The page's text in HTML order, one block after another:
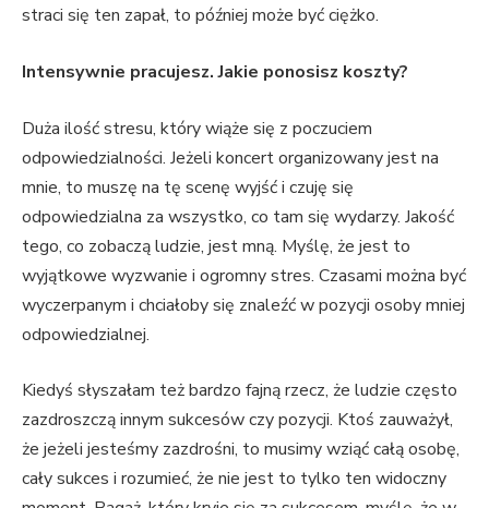
straci się ten zapał, to później może być ciężko.
Intensywnie pracujesz. Jakie ponosisz koszty?
Duża ilość stresu, który wiąże się z poczuciem
odpowiedzialności. Jeżeli koncert organizowany jest na
mnie, to muszę na tę scenę wyjść i czuję się
odpowiedzialna za wszystko, co tam się wydarzy. Jakość
tego, co zobaczą ludzie, jest mną. Myślę, że jest to
wyjątkowe wyzwanie i ogromny stres. Czasami można być
wyczerpanym i chciałoby się znaleźć w pozycji osoby mniej
odpowiedzialnej.
Kiedyś słyszałam też bardzo fajną rzecz, że ludzie często
zazdroszczą innym sukcesów czy pozycji. Ktoś zauważył,
że jeżeli jesteśmy zazdrośni, to musimy wziąć całą osobę,
cały sukces i rozumieć, że nie jest to tylko ten widoczny